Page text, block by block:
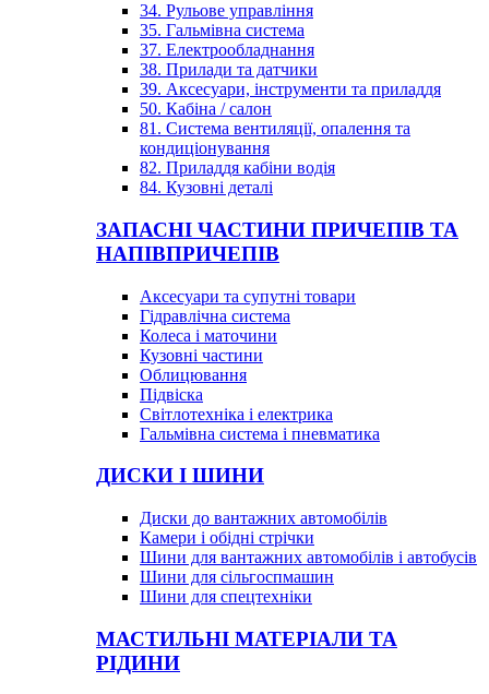
34. Рульове управління
35. Гальмівна система
37. Електрообладнання
38. Прилади та датчики
39. Аксесуари, інструменти та приладдя
50. Кабіна / салон
81. Система вентиляції, опалення та
кондиціонування
82. Приладдя кабіни водія
84. Кузовні деталі
ЗАПАСНІ ЧАСТИНИ ПРИЧЕПІВ ТА
НАПІВПРИЧЕПІВ
Аксесуари та супутні товари
Гідравлічна система
Колеса і маточини
Кузовні частини
Облицювання
Підвіска
Світлотехніка і електрика
Гальмівна система і пневматика
ДИСКИ І ШИНИ
Диски до вантажних автомобілів
Камери і обідні стрічки
Шини для вантажних автомобілів і автобусів
Шини для сільгоспмашин
Шини для спецтехніки
МАСТИЛЬНІ МАТЕРІАЛИ ТА
РІДИНИ